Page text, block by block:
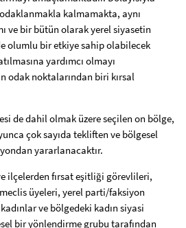
kalmamakta, aynı
ve bir bütün olarak yerel siyasetin
olumlu bir etkiye sahip olabilecek
yardımcı olmayı
odak noktalarından biri kırsal
de dahil olmak üzere seçilen on bölge,
çok sayıda tekliften ve bölgesel
yararlanacaktır.
ilçelerden fırsat eşitliği görevlileri,
üyeleri, yerel parti/faksiyon
ve bölgedeki kadın siyasi
bir yönlendirme grubu tarafından